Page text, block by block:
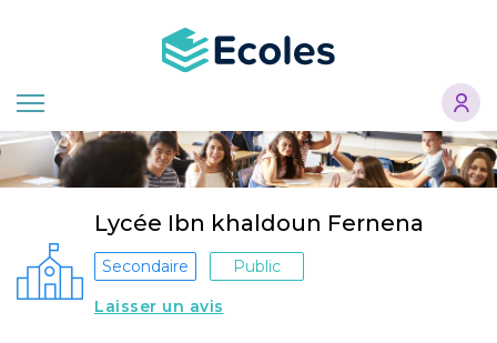
principal
Lycée Ibn khaldoun Fernena
Secondaire
Public
Laisser un avis